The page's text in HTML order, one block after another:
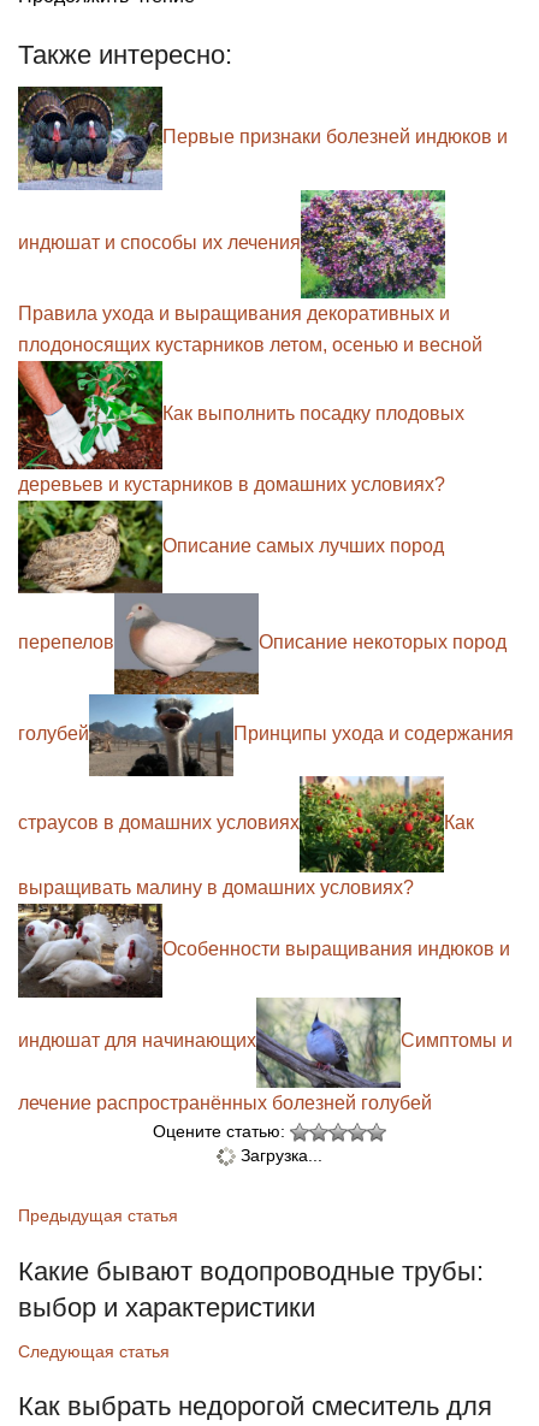
Также интересно:
Первые признаки болезней индюков и
индюшат и способы их лечения
Правила ухода и выращивания декоративных и
плодоносящих кустарников летом, осенью и весной
Как выполнить посадку плодовых
деревьев и кустарников в домашних условиях?
Описание самых лучших пород
перепелов Описание некоторых пород
голубей Принципы ухода и содержания
страусов в домашних условиях Как
выращивать малину в домашних условиях?
Особенности выращивания индюков и
индюшат для начинающих Симптомы и
лечение распространённых болезней голубей
Оцените статью:
Загрузка...
Предыдущая статья
Какие бывают водопроводные трубы:
выбор и характеристики
Следующая статья
Как выбрать недорогой смеситель для